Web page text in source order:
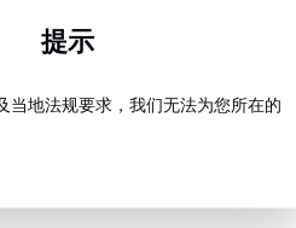
提示
当地法规要求，我们无法为您所在的